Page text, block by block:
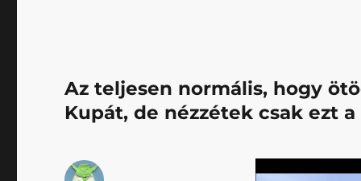
Az teljesen normális, hogy
Kupát, de nézzétek csak ezt a